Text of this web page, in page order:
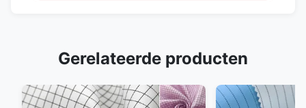
Gerelateerde producten